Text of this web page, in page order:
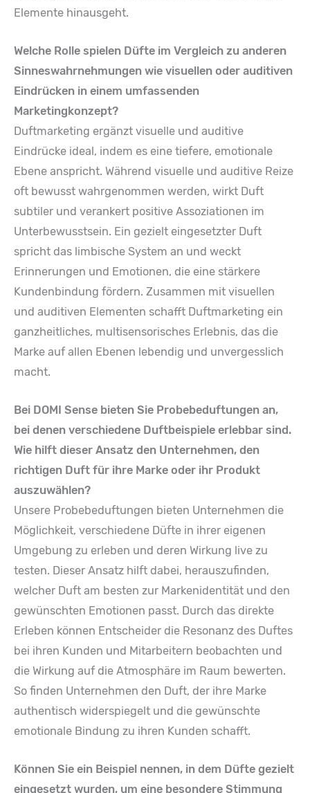
Elemente hinausgeht.
Welche Rolle spielen Düfte im Vergleich zu anderen
Sinneswahrnehmungen wie visuellen oder auditiven
Eindrücken in einem umfassenden
Marketingkonzept?
Duftmarketing ergänzt visuelle und auditive
Eindrücke ideal, indem es eine tiefere, emotionale
Ebene anspricht. Während visuelle und auditive Reize
oft bewusst wahrgenommen werden, wirkt Duft
subtiler und verankert positive Assoziationen im
Unterbewusstsein. Ein gezielt eingesetzter Duft
spricht das limbische System an und weckt
Erinnerungen und Emotionen, die eine stärkere
Kundenbindung fördern. Zusammen mit visuellen
und auditiven Elementen schafft Duftmarketing ein
ganzheitliches, multisensorisches Erlebnis, das die
Marke auf allen Ebenen lebendig und unvergesslich
macht.
Bei DOMI Sense bieten Sie Probebeduftungen an,
bei denen verschiedene Duftbeispiele erlebbar sind.
Wie hilft dieser Ansatz den Unternehmen, den
richtigen Duft für ihre Marke oder ihr Produkt
auszuwählen?
Unsere Probebeduftungen bieten Unternehmen die
Möglichkeit, verschiedene Düfte in ihrer eigenen
Umgebung zu erleben und deren Wirkung live zu
testen. Dieser Ansatz hilft dabei, herauszufinden,
welcher Duft am besten zur Markenidentität und den
gewünschten Emotionen passt. Durch das direkte
Erleben können Entscheider die Resonanz des Duftes
bei ihren Kunden und Mitarbeitern beobachten und
die Wirkung auf die Atmosphäre im Raum bewerten.
So finden Unternehmen den Duft, der ihre Marke
authentisch widerspiegelt und die gewünschte
emotionale Bindung zu ihren Kunden schafft.
Können Sie ein Beispiel nennen, in dem Düfte gezielt
eingesetzt wurden, um eine besondere Stimmung